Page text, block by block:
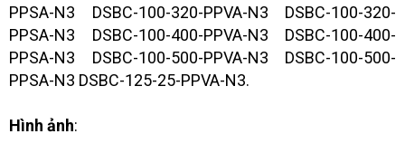
PPSA-N3 DSBC-100-320-PPVA-N3 DSBC-100-320-
PPSA-N3 DSBC-100-400-PPVA-N3 DSBC-100-400-
PPSA-N3 DSBC-100-500-PPVA-N3 DSBC-100-500-
PPSA-N3 DSBC-125-25-PPVA-N3.
Hình ảnh: